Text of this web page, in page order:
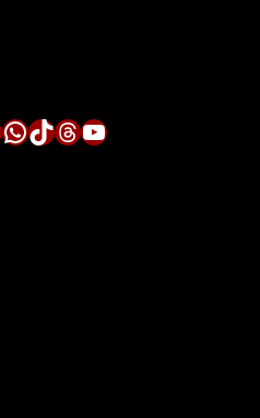
WhatsApp TikTok Threads YouTube